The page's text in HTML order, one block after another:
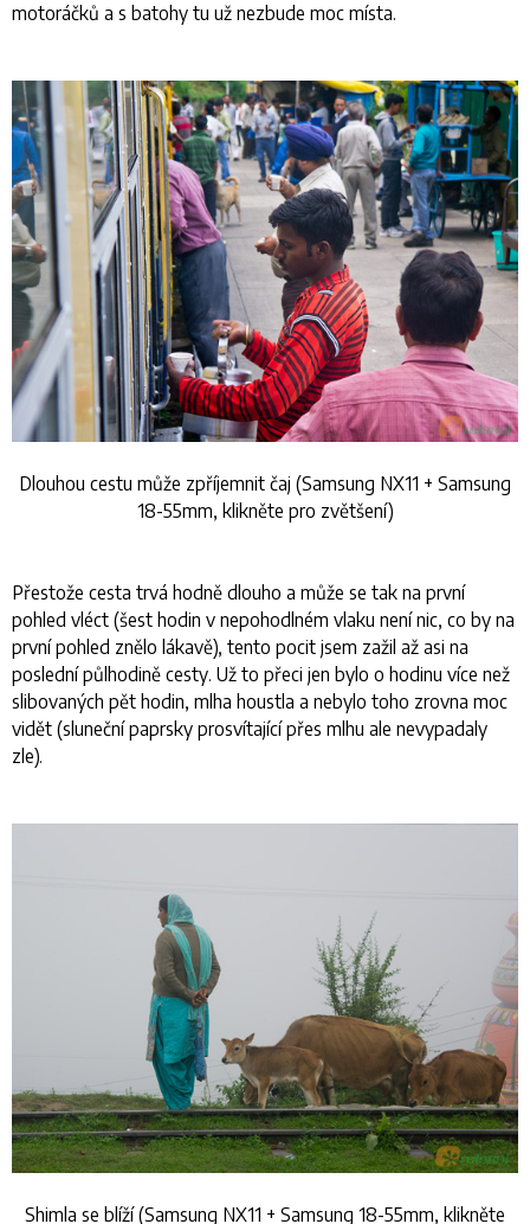
motoráčků a s batohy tu už nezbude moc místa.
Dlouhou cestu může zpříjemnit čaj (Samsung NX11 + Samsung
18-55mm, klikněte pro zvětšení)
Přestože cesta trvá hodně dlouho a může se tak na první
pohled vléct (šest hodin v nepohodlném vlaku není nic, co by na
první pohled znělo lákavě), tento pocit jsem zažil až asi na
poslední půlhodině cesty. Už to přeci jen bylo o hodinu více než
slibovaných pět hodin, mlha houstla a nebylo toho zrovna moc
vidět (sluneční paprsky prosvítající přes mlhu ale nevypadaly
zle).
Shimla se blíží (Samsung NX11 + Samsung 18-55mm, klikněte